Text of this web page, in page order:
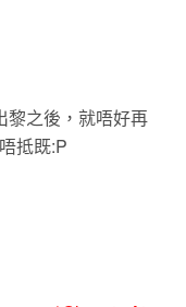
黎之後，就唔好再
抵既:P